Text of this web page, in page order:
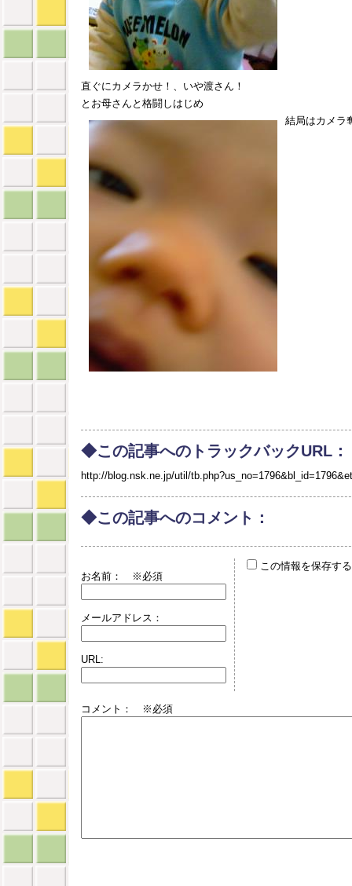
直ぐにカメラかせ！、いや渡さん！
とお母さんと格闘しはじめ
結局はカメラ
◆この記事へのトラックバックURL：
http://blog.nsk.ne.jp/util/
◆この記事へのコメント：
お名前： ※必須
メールアドレス：
URL:
この情報を保存する
コメント： ※必須